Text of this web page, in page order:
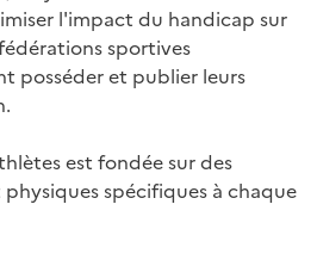
l'impact du handicap sur
sportives
posséder et publier leurs
est fondée sur des
spécifiques à chaque